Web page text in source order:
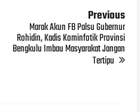
Previous
Marak Akun FB Palsu Gubernur
Rohidin, Kadis Kominfotik Provinsi
Bengkulu Imbau Masyarakat Jangan
Tertipu